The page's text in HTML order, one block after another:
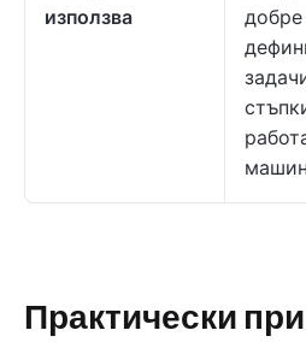
използва
добре
Практически